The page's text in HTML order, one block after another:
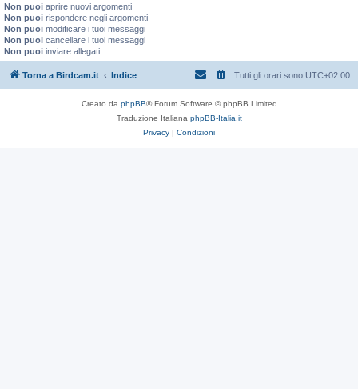
Non puoi aprire nuovi argomenti
Non puoi rispondere negli argomenti
Non puoi modificare i tuoi messaggi
Non puoi cancellare i tuoi messaggi
Non puoi inviare allegati
Torna a Birdcam.it Indice Tutti gli orari sono UTC+02:00
Creato da phpBB® Forum Software © phpBB Limited
Traduzione Italiana phpBB-Italia.it
Privacy | Condizioni